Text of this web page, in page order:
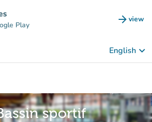
Play arrow_forward view
(new
English keyboard_arrow_down
sportif